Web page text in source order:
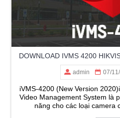
admin 07/
iVMS-4200 (New Version
Video Management System là
năng cho các loại camera